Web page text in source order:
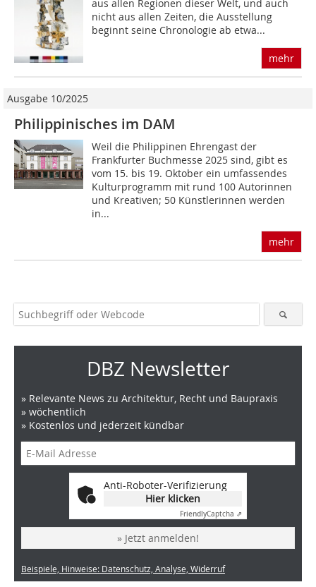
aus allen Regionen dieser Welt, und auch
nicht aus allen Zeiten, die Ausstellung
beginnt seine Chronologie ab etwa...
mehr
Ausgabe 10/2025
Philippinisches im DAM
Weil die Philippinen Ehrengast der
Frankfurter Buchmesse 2025 sind, gibt es
vom 15. bis 19. Oktober ein umfassendes
Kulturprogramm mit rund 100 Autorinnen
und Kreativen; 50 Künstlerinnen werden
in...
mehr
DBZ Newsletter
» Relevante News zu Architektur, Recht und Baupraxis
» wöchentlich
» Kostenlos und jederzeit kündbar
Anti-Roboter-Verifizierung
Hier klicken
FriendlyCaptcha ⇗
» Jetzt anmelden!
Beispiele, Hinweise: Datenschutz, Analyse, Widerruf